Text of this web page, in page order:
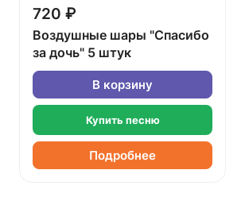
720 ₽
Воздушные шары "Спасибо
за дочь" 5 штук
В корзину
Купить песню
Подробнее